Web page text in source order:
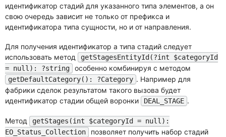
идентификатор стадий для указанного типа элементов, а он
свою очередь зависит не только от префикса и
идентификатора типа сущности, но и от направления.
Для получения идентификатор а типа стадий следует
использовать метод
getStagesEntityId(?int $categoryId
= null): ?string
особенно комбинируя с методом
getDefaultCategory(): ?Category . Например для
фабрики сделок результатом такого вызова будет
идентификатор стадии общей воронки
DEAL_STAGE .
Метод
getStages(int $categoryId = null):
EO_Status_Collection
позволяет получить набор стадий